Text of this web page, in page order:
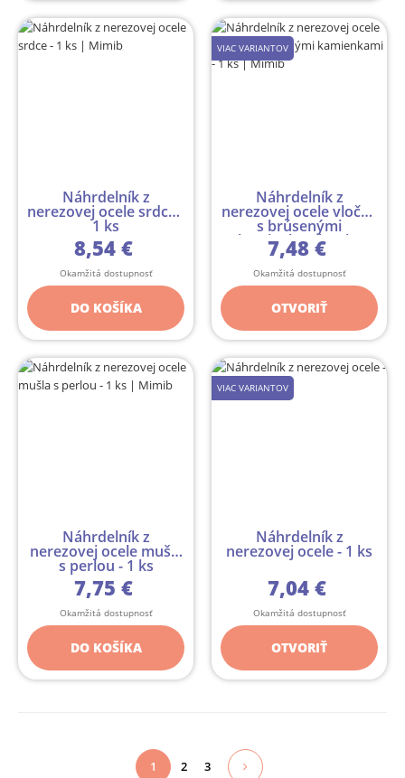
Náhrdelník z
nerezovej ocele srdce -
1 ks
8,54 €
Okamžitá dostupnosť
DO KOŠÍKA
VIAC VARIANTOV
Náhrdelník z
nerezovej ocele vločka
s brúsenými
kamienkami - 1 ks
7,48 €
Okamžitá dostupnosť
OTVORIŤ
Náhrdelník z
nerezovej ocele mušla
s perlou - 1 ks
7,75 €
Okamžitá dostupnosť
DO KOŠÍKA
VIAC VARIANTOV
Náhrdelník z
nerezovej ocele - 1 ks
7,04 €
Okamžitá dostupnosť
OTVORIŤ
1 2 3